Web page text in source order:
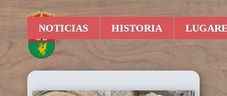
NOTICIAS HISTORIA